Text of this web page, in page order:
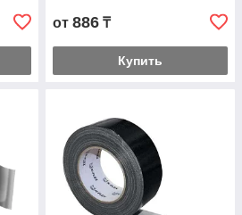
от 886 ₸
Купить